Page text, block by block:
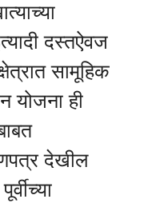
दस्तऐवज
सामूहिक
योजना ही
देखील